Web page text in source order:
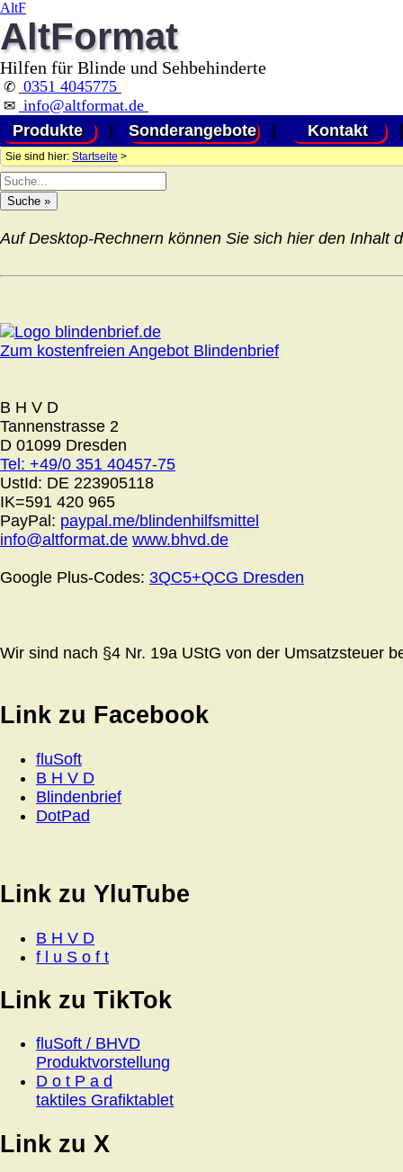
AltF
AltFormat
Hilfen für Blinde und Sehbehinderte
✆ 0351 4045775
✉ info@altformat.de
Produkte
Sonderangebote Kontakt
Sie sind hier: Startseite >
Auf Desktop-Rechnern können Sie sich hier den Inhalt
Zum kostenfreien Angebot Blindenbrief
B H V D
Tannenstrasse 2
D 01099 Dresden
Tel: +49/0 351 40457-75
UstId: DE 223905118
IK=591 420 965
PayPal: paypal.me/blindenhilfsmittel
info@altformat.de www.bhvd.de
Google Plus-Codes: 3QC5+QCG Dresden
Wir sind nach §4 Nr. 19a UStG von der Umsatzsteuer
Link zu Facebook
fluSoft
B H V D
Blindenbrief
DotPad
Link zu YluTube
B H V D
f l u S o f t
Link zu TikTok
fluSoft / BHVD
Produktvorstellung
D o t P a d
taktiles Grafiktablet
Link zu X